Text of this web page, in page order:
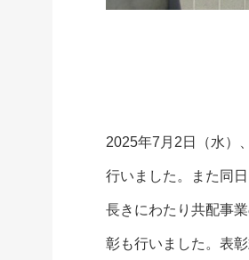
2025年7月2日（水）
行いました。また同
長きにわたり共配事
彰も行いました。表